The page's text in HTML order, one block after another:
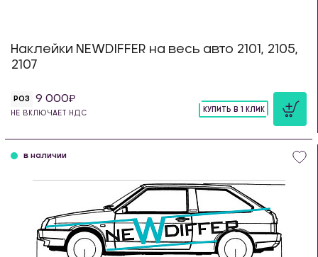
Наклейки NEWDIFFER на весь авто 2101, 2105,
2107
РОЗ 9 000
НЕ ВКЛЮЧАЕТ НДС
КУПИТЬ В 1 КЛИК
в наличии